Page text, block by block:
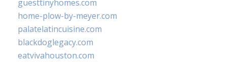
guesttinyhomes.com
home-plow-by-meyer.com
palatelatincuisine.com
blackdoglegacy.com
eatvivahouston.com